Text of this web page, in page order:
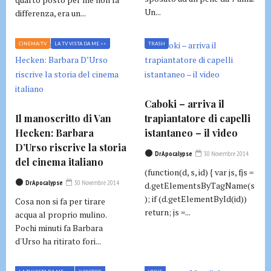
differenza, era un...
Un...
CINEMA/TV LA TV VISTA DA ME >>
Il manoscritto di Van
Hecken: Barbara
D’Urso riscrive la storia
del cinema italiano
DrApocalypse 30 Novembre 2014
Cosa non si fa per tirare
acqua al proprio mulino.
Pochi minuti fa Barbara
d'Urso ha ritirato fori...
TRASH
Caboki – arriva il
trapiantatore di capelli
istantaneo – il video
DrApocalypse 30 Novembre 2014
(function(d, s, id) { var js, fjs =
d.getElementsByTagName(s
); if (d.getElementById(id))
return; js =...